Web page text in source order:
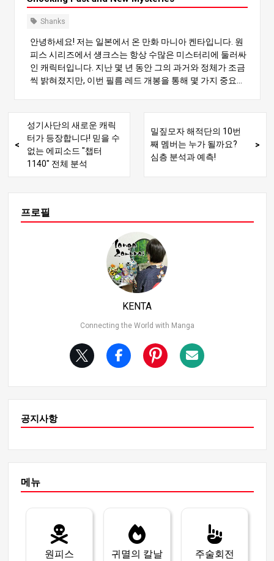
급의 천룡에 속하게 됩니다. 하지만 여기서 의문이 생깁니
다: 그렇게 고귀한 배경을 가진 사람이 왜 해적의 삶을 선택
적인 만남 38년 전 갓 밸리 사건으로 섕크스의 운명은 영원
히 바뀌었습니다: 로저 해적단이 록스 해적단을 물리치던
중 보물상자에 숨겨져 있던 아기 섕크를 발견했어요. 로저
는 그 아이를 데리고 오로 잭슨 호에서 키웠어요. 섕크스는
래곤의 길에서 벗어나 해적의 길을 걷게 됩니다.
Shanks
안녕하세요! 저는 일본에서 온 만화 마니아 켄타입니다. 원
피스 시리즈에서 섕크스는 항상 수많은 미스터리에 둘러싸
인 캐릭터입니다. 지난 몇 년 동안 그의 과거와 정체가 조금
씩 밝혀졌지만, 이번 필름 레드 개봉을 통해 몇 가지 중요한
해 FILM RED에서 밝혀진 세부 사항을 자세히 살펴보고자
합니다. 1. 섕크스의 놀라운 기원 필름 레드는 섕크스의 과
거에 대한 새로운 정보를 공개하며 그의 기원에 숨겨진 충
격적인 진실을 조명합니다. 특히 주목할 만한 전개는 섕크
면서 그가 단순히 빨간 머리 해적단의 선장 그 이상이라는
사실이 밝혀졌어요. 갓 밸리 사건은 로저 해적단과 바위 해
적단이 격렬한 전투에서 충돌하여 바위 해적단이 대패한
사건입니다. 섕크스가 이 사건에 어떻게 연루되었는지는
확실하지 않지만, 로저가 키웠다는 사실은 로저 해적단과
깊은 관련이 있음을 강력하게 시사합니다. 또한 섕크스가
셀레스티얼 드래곤의 자식이거나 록스 해적단의 생존자라
습니다. 2. 섕크스의 눈의 흉터와 검은 수염과의 연관성 섕
크를 둘러싼 또 다른 주요 미스터리는 그의 눈 위의 흉터입
해 생긴 것이라고 추측하고 있습니다. 하지만 정확한 부상
시기는 밝혀지지 않았고, 이것이 필름 레드에서 공개된 새
성기사단의 새로운 캐릭
터가 등장합니다! 믿을 수
없는 에피소드 "챕터
1140" 전체 분석
밀짚모자 해적단의 10번
째 멤버는 누가 될까요?
심층 분석과 예측!
프로필
KENTA
Connecting the World with Manga
공지사항
메뉴
원피스 귀멸의 칼날 주술회전